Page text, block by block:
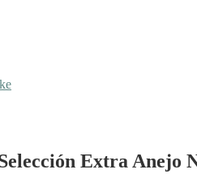
Extra Anejo